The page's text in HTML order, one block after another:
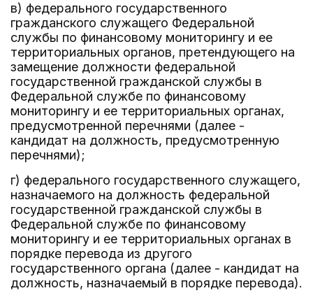
в) федерального государственного
гражданского служащего Федеральной
службы по финансовому мониторингу и ее
территориальных органов, претендующего на
замещение должности федеральной
государственной гражданской службы в
Федеральной службе по финансовому
мониторингу и ее территориальных органах,
предусмотренной перечнями (далее -
кандидат на должность, предусмотренную
перечнями);
г) федерального государственного служащего,
назначаемого на должность федеральной
государственной гражданской службы в
Федеральной службе по финансовому
мониторингу и ее территориальных органах в
порядке перевода из другого
государственного органа (далее - кандидат на
должность, назначаемый в порядке перевода).